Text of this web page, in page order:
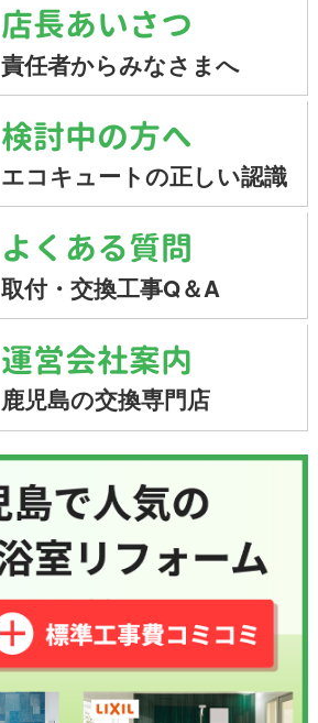
店長あいさつ
責任者からみなさまへ
検討中の方へ
エコキュートの正しい認識
よくある質問
取付・交換工事Q＆A
運営会社案内
鹿児島の交換専門店